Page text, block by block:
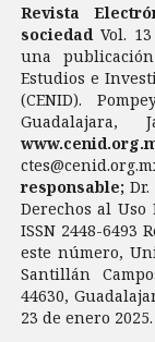
Revista
sociedad Vol.
una
Estudios e
(CENID).
responsable;
Derechos al Uso
ISSN 2448-6493
este número,
Santillán
44630,
23 de enero 2025.